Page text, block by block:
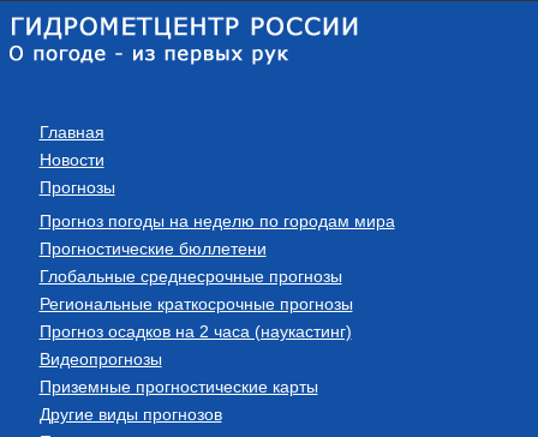
Главная
Новости
Прогнозы
Прогноз погоды на неделю по городам мира
Прогностические бюллетени
Глобальные среднесрочные прогнозы
Региональные краткосрочные прогнозы
Прогноз осадков на 2 часа (наукастинг)
Видеопрогнозы
Приземные прогностические карты
Другие виды прогнозов